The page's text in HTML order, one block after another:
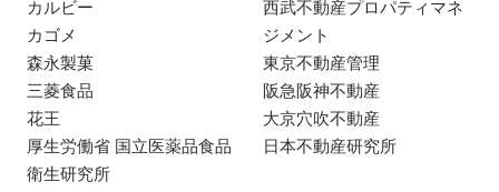
カルビー
カゴメ
森永製菓
三菱食品
花王
厚生労働省 国立医薬品食品
衛生研究所
西武不動産プロパティマネ
ジメント
東京不動産管理
阪急阪神不動産
大京穴吹不動産
日本不動産研究所